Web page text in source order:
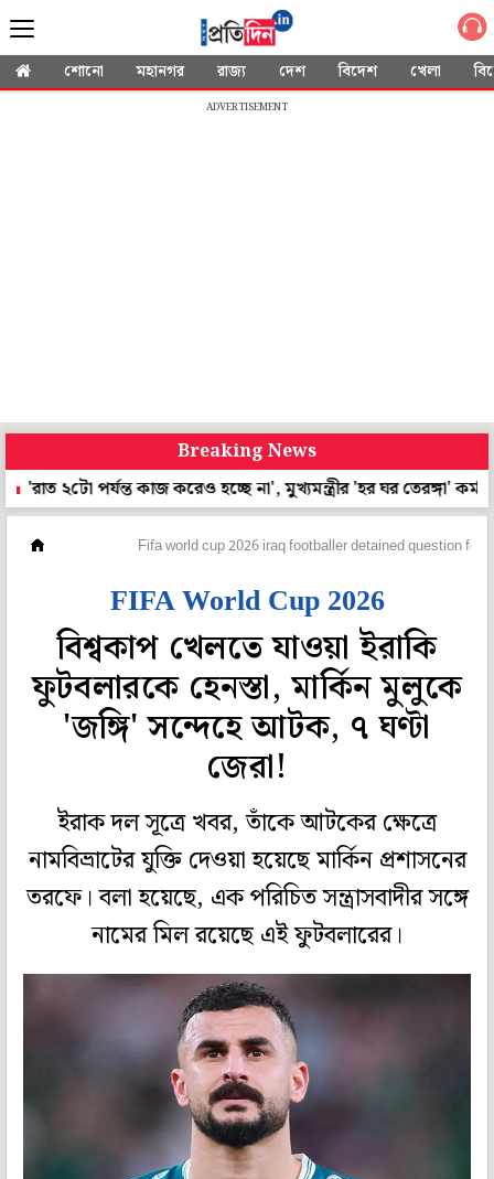
শোনো মহানগর রাজ্য দেশ বিদেশ খেলা
ADVERTISEMENT
Breaking News
পর্যন্ত কাজ করেও হচ্ছে না', মুখ্যমন্ত্রীর 'হর ঘর তেরঙ্গা' কর্মসূচিতে
Fifa world cup 2026 iraq footballer detained question for
FIFA World Cup 2026
বিশ্বকাপ খেলতে যাওয়া ইরাকি
ফুটবলারকে হেনস্তা, মার্কিন মুলুকে
'জঙ্গি' সন্দেহে আটক, ৭ ঘণ্টা
জেরা!
ইরাক দল সূত্রে খবর, তাঁকে আটকের ক্ষেত্রে
নামবিভ্রাটের যুক্তি দেওয়া হয়েছে মার্কিন প্রশাসনের
তরফে। বলা হয়েছে, এক পরিচিত সন্ত্রাসবাদীর সঙ্গে
নামের মিল রয়েছে এই ফুটবলারের।